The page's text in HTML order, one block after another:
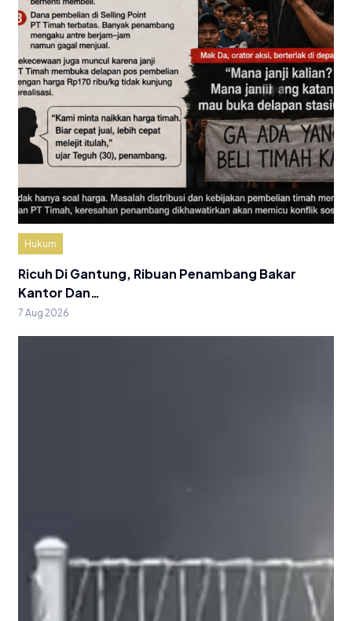
Hukum
Ricuh Di Gantung, Ribuan Penambang Bakar
Kantor Dan…
7 Aug 2026